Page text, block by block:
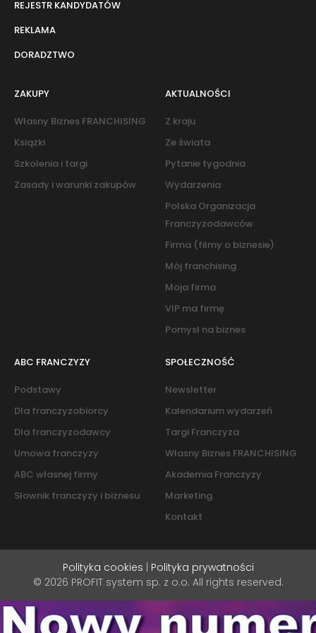
REJESTR KANDYDATÓW
REKLAMA
DORADZTWO
ZAKUPY
Własny Biznes FRANCHISING
Książki
Szkolenia i targi
Zasady i warunki zakupów
AKTUALNOŚCI
Z kraju
Ze świata
Pytanie tygodnia
Wydarzenia
Polska Organizacja
Franczyzodawców
Firma (filmy o biznesie)
Mój franchising
Moja firma
VIP ma firmę
Pomysł na biznes
ABC FRANCZYZY
Podstawy
Dla franczyzobiorcy
Dla franczyzodawcy
Umowa franczyzy
ABC własnej firmy
Słownik franczyzy i biznesu
SPOŁECZNOŚĆ
Newsletter
Kalendarium wydarzeń
Targi Franczyza
Własny Biznes FRANCHISING
Akademia Franczyzy
Marketing
Kontakt
Polityka cookies
Polityka prywatności
© 2026 PROFIT system sp. z o.o. All rights reserved.